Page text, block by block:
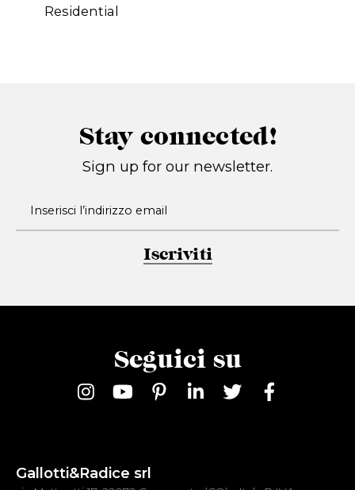
Residential
Stay connected!
Sign up for our newsletter.
Iscriviti
Seguici su
Gallotti&Radice srl